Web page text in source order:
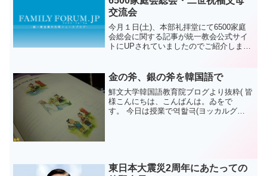
交流会
今月１日(土)、本部礼拝堂にて6500家庭
会総会に関する記事が統一教会公式サイ
トにUPされていましたのでご紹介しま
天暦（閏）9月9日（陽暦11
月1日）、教会本部礼拝堂で、「6500...
金の斧、銀の斧を韓国語で
鮮文大学韓国語教育院ブログより抜粋( 皆
様こんにちは、こんばんは。ゐをで
す。 今日は授業で역할극(ヨッカルグ
東日本大震災2周年にあたっての